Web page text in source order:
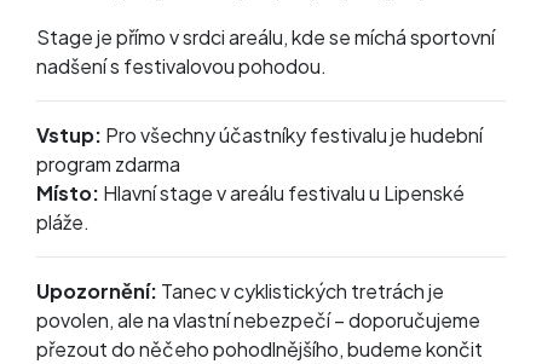
Stage je přímo v srdci areálu, kde se míchá sportovní
nadšení s festivalovou pohodou.
Vstup: Pro všechny účastníky festivalu je hudební
program zdarma
Místo: Hlavní stage v areálu festivalu u Lipenské
pláže.
Upozornění: Tanec v cyklistických tretrách je
povolen, ale na vlastní nebezpečí – doporučujeme
přezout do něčeho pohodlnějšího, budeme končit